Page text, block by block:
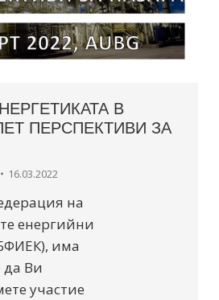
В
ПЕРСПЕКТИВИ ЗА
16.03.2022
на
енергийни
има
да Ви
участие